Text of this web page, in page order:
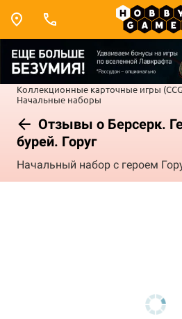
Коллекционные карточные игры
Начальные наборы
Отзывы о Берсерк.
бурей. Горуг
Начальный набор с героем